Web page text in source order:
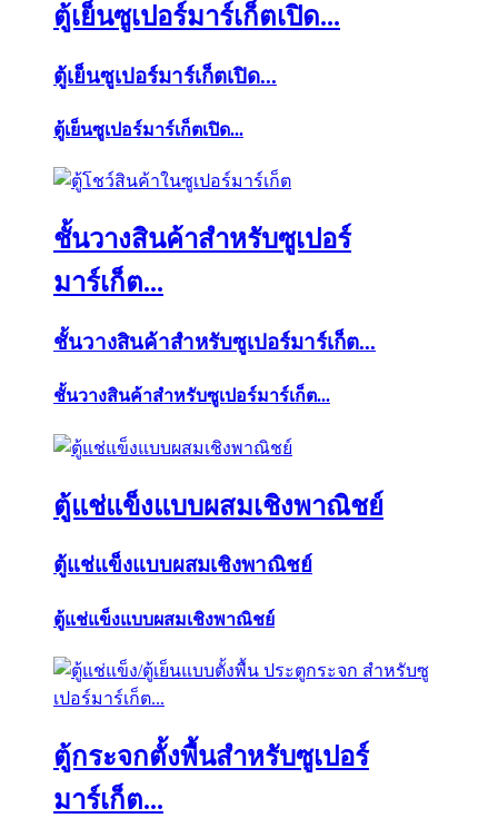
ตู้เย็นซูเปอร์มาร์เก็ตเปิด...
ตู้เย็นซูเปอร์มาร์เก็ตเปิด...
ตู้เย็นซูเปอร์มาร์เก็ตเปิด...
ชั้นวางสินค้าสำหรับซูเปอร์
มาร์เก็ต...
ชั้นวางสินค้าสำหรับซูเปอร์มาร์เก็ต...
ชั้นวางสินค้าสำหรับซูเปอร์มาร์เก็ต...
ตู้แช่แข็งแบบผสมเชิงพาณิชย์
ตู้แช่แข็งแบบผสมเชิงพาณิชย์
ตู้แช่แข็งแบบผสมเชิงพาณิชย์
ตู้กระจกตั้งพื้นสำหรับซูเปอร์
มาร์เก็ต...